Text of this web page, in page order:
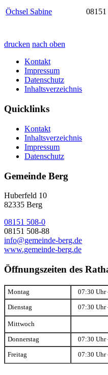
Öchsel Sabine
drucken nach oben
Kontakt
Impressum
Datenschutz
Inhaltsverzeichnis
Quicklinks
Kontakt
Inhaltsverzeichnis
Impressum
Datenschutz
Gemeinde Berg
Huberfeld 10
82335 Berg
08151 508-0
08151 508-88
info@gemeinde-berg.de
www.gemeinde-berg.de
Öffnungszeiten des
Montag 07:30 Uhr
Dienstag 07:30 Uhr
Mittwoch
Donnerstag 07:30 Uhr
Freitag 07:30 Uhr